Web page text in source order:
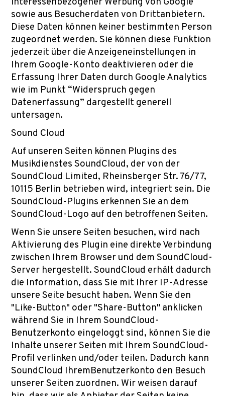
sowie aus Besucherdaten von Drittanbietern.
Diese Daten können keiner bestimmten Person
zugeordnet werden. Sie können diese Funktion
jederzeit über die Anzeigeneinstellungen in
Ihrem Google-Konto deaktivieren oder die
Erfassung Ihrer Daten durch Google Analytics
wie im Punkt “Widerspruch gegen
Datenerfassung” dargestellt generell
untersagen.
Sound Cloud
Auf unseren Seiten können Plugins des
Musikdienstes SoundCloud, der von der
SoundCloud Limited, Rheinsberger Str. 76/77,
10115 Berlin betrieben wird, integriert sein. Die
SoundCloud-Plugins erkennen Sie an dem
SoundCloud-Logo auf den betroffenen Seiten.
Wenn Sie unsere Seiten besuchen, wird nach
Aktivierung des Plugin eine direkte Verbindung
zwischen Ihrem Browser und dem SoundCloud-
Server hergestellt. SoundCloud erhält dadurch
die Information, dass Sie mit Ihrer IP-Adresse
unsere Seite besucht haben. Wenn Sie den
"Like-Button" oder "Share-Button" anklicken
während Sie in Ihrem SoundCloud-
Benutzerkonto eingeloggt sind, können Sie die
Inhalte unserer Seiten mit Ihrem SoundCloud-
Profil verlinken und/oder teilen. Dadurch kann
SoundCloud IhremBenutzerkonto den Besuch
unserer Seiten zuordnen. Wir weisen darauf